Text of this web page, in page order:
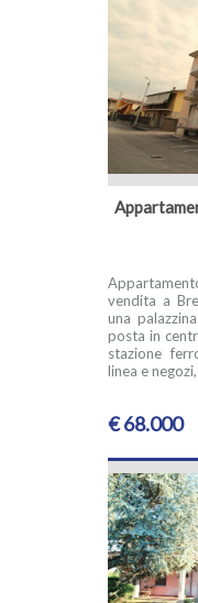
vendita a
una
posta in
stazione
linea e
€ 68.000